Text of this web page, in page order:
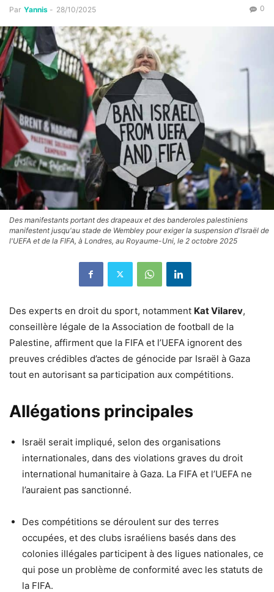
Par Yannis - 28/10/2025 0
Des manifestants portant des drapeaux et des banderoles palestiniens
manifestent jusqu'au stade de Wembley pour exiger la suspension d'Israël de
l'UEFA et de la FIFA, à Londres, au Royaume-Uni, le 2 octobre 2025
Des experts en droit du sport, notamment Kat Vilarev,
conseillère légale de la Association de football de la
Palestine, affirment que la FIFA et l’UEFA ignorent des
preuves crédibles d’actes de génocide par Israël à Gaza
tout en autorisant sa participation aux compétitions.
Allégations principales
Israël serait impliqué, selon des organisations
internationales, dans des violations graves du droit
international humanitaire à Gaza. La FIFA et l’UEFA ne
l’auraient pas sanctionné.
Des compétitions se déroulent sur des terres
occupées, et des clubs israéliens basés dans des
colonies illégales participent à des ligues nationales, ce
qui pose un problème de conformité avec les statuts de
la FIFA.